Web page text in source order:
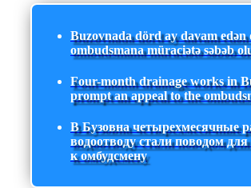
Buzovnada dörd ay davam
ombudsmana müraciətə səbəb
Four-month drainage works in
prompt an appeal to the
В Бузовна четырехмесячные
водоотводу стали поводом
к омбудсмену